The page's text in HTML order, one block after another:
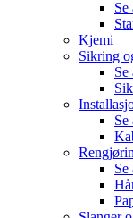
Se
Kjemi
Sikring
Se
Se
Se